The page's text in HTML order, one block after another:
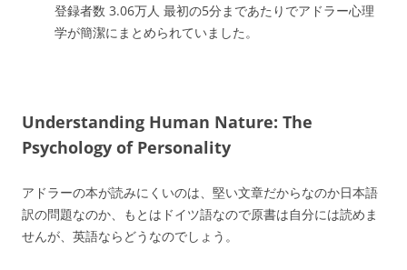
登録者数 3.06万人 最初の5分まであたりでアドラー心理
学が簡潔にまとめられていました。
Understanding Human Nature: The
Psychology of Personality
アドラーの本が読みにくいのは、堅い文章だからなのか日本語
訳の問題なのか、もとはドイツ語なので原書は自分には読めま
せんが、英語ならどうなのでしょう。